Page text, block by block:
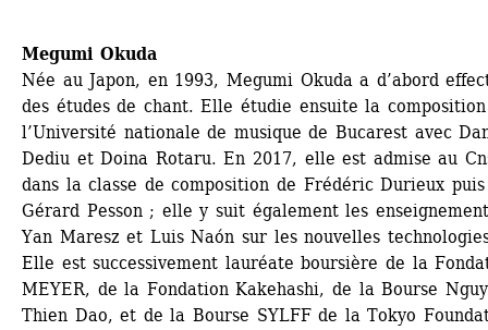
Megumi Okuda
Née au Japon, en 1993, Megumi Okuda a d’abord
des études de chant. Elle étudie ensuite la
l’Université nationale de musique de Bucarest avec
Dediu et Doina Rotaru. En 2017, elle est admise au
dans la classe de composition de Frédéric Durieux
Gérard Pesson ; elle y suit également les
Yan Maresz et Luis Naón sur les nouvelles
Elle est successivement lauréate boursière de la
MEYER, de la Fondation Kakehashi, de la Bourse
Thien Dao, et de la Bourse SYLFF de la Tokyo